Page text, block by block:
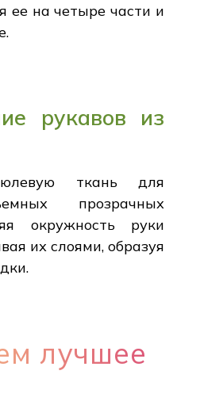
ее на четыре части и
рукавов из
ткань для
прозрачных
окружность руки
их слоями, образуя
лучшее